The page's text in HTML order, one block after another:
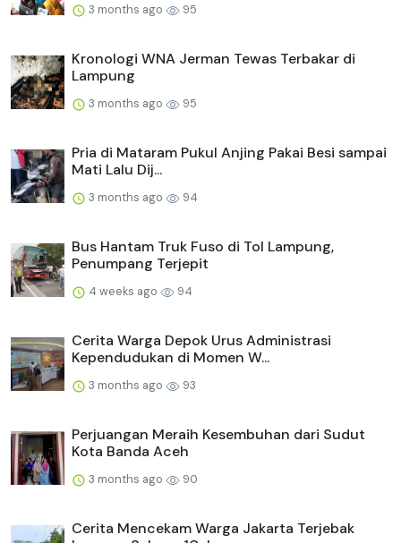
3 months ago 95
Kronologi WNA Jerman Tewas Terbakar di
Lampung
3 months ago 95
Pria di Mataram Pukul Anjing Pakai Besi sampai
Mati Lalu Dij...
3 months ago 94
Bus Hantam Truk Fuso di Tol Lampung,
Penumpang Terjepit
4 weeks ago 94
Cerita Warga Depok Urus Administrasi
Kependudukan di Momen W...
3 months ago 93
Perjuangan Meraih Kesembuhan dari Sudut
Kota Banda Aceh
3 months ago 90
Cerita Mencekam Warga Jakarta Terjebak